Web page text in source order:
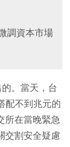
調資本市場
。當天，台
配不到兆元的
所在當晚緊急
交割安全疑慮